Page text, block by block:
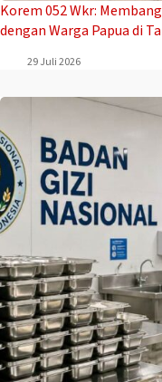
Korem 052 Wkr:
dengan Warga Papua di
29 Juli 2026